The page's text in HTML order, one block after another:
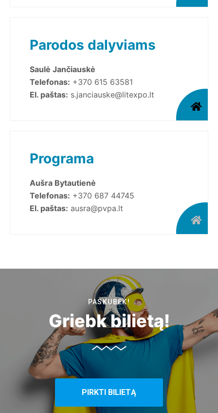
Parodos dalyviams
Saulė Jančiauskė
Telefonas: +370 615 63581
El. paštas: s.janciauske@litexpo.lt
Programa
Aušra Bytautienė
Telefonas: +370 687 44745
El. paštas: ausra@pvpa.lt
PASKUBĖK!
Griebk bilietą!
PIRKTI BILIETĄ